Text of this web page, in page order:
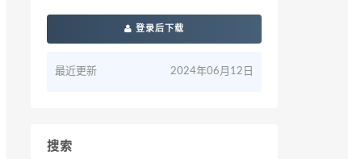
登录后下载
最近更新 2024年06月12日
搜索